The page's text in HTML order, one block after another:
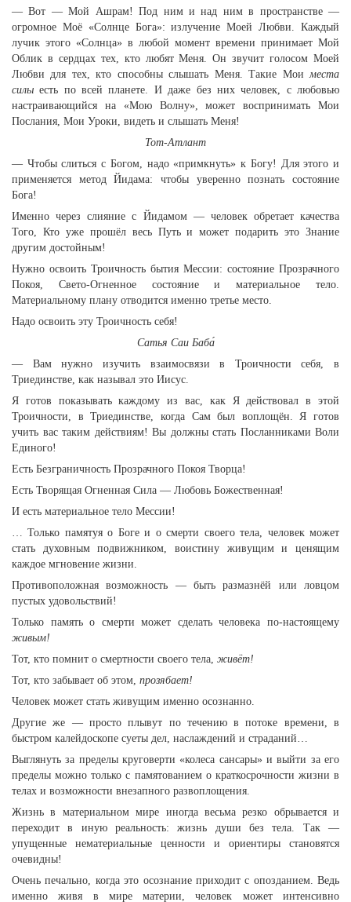
— Вот — Мой Ашрам! Под ним и над ним в пространстве —
огромное Моё «Солнце Бога»: излучение Моей Любви. Каждый
лучик этого «Солнца» в любой момент времени принимает Мой
Облик в сердцах тех, кто любят Меня. Он звучит голосом Моей
Любви для тех, кто способны слышать Меня. Такие Моиместа
силы есть по всей планете. И даже без них человек, с любовью
настраивающийся на «Мою Волну», может воспринимать Мои
Послания, Мои Уроки, видеть и слышать Меня!
Тот-Атлант
— Чтобы слиться с Богом, надо «примкнуть» к Богу! Для этого и
применяется метод Йидама: чтобы уверенно познать состояние
Бога!
Именно через слияние с Йидамом — человек обретает качества
Того, Кто уже прошёл весь Путь и может подарить это Знание
другим достойным!
Нужно освоить Троичность бытия Мессии: состояние Прозрачного
Покоя, Свето-Огненное состояние и материальное тело.
Материальному плану отводится именно третье место.
Надо освоить эту Троичность себя!
Сатья Саи Баба́
— Вам нужно изучить взаимосвязи в Троичности себя, в
Триединстве, как называл это Иисус.
Я готов показывать каждому из вас, как Я действовал в этой
Троичности, в Триединстве, когда Сам был воплощён. Я готов
учить вас таким действиям! Вы должны стать Посланниками Воли
Единого!
Есть Безграничность Прозрачного Покоя Творца!
Есть Творящая Огненная Сила — Любовь Божественная!
И есть материальное тело Мессии!
… Только памятуя о Боге и о смерти своего тела, человек может
стать духовным подвижником, воистину живущим и ценящим
каждое мгновение жизни.
Противоположная возможность — быть размазнёй или ловцом
пустых удовольствий!
Только память о смерти может сделать человека по-настоящему
живым!
Тот, кто помнит о смертности своего тела, живёт!
Тот, кто забывает об этом, прозябает!
Человек может стать живущим именно осознанно.
Другие же — просто плывут по течению в потоке времени, в
быстром калейдоскопе суеты дел, наслаждений и страданий…
Выглянуть за пределы круговерти «колеса сансары» и выйти за его
пределы можно только с памятованием о краткосрочности жизни в
телах и возможности внезапного развоплощения.
Жизнь в материальном мире иногда весьма резко обрывается и
переходит в иную реальность: жизнь души без тела. Так —
упущенные нематериальные ценности и ориентиры становятся
очевидны!
Очень печально, когда это осознание приходит с опозданием. Ведь
именно живя в мире материи, человек может интенсивно